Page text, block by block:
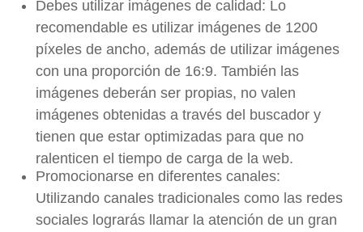
Debes utilizar imágenes de calidad: Lo
recomendable es utilizar imágenes de 1200
píxeles de ancho, además de utilizar imágenes
con una proporción de 16:9. También las
imágenes deberán ser propias, no valen
imágenes obtenidas a través del buscador y
tienen que estar optimizadas para que no
ralenticen el tiempo de carga de la web.
Promocionarse en diferentes canales:
Utilizando canales tradicionales como las redes
sociales lograrás llamar la atención de un gran